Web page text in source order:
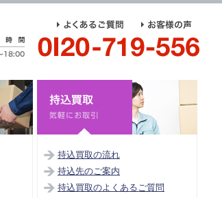
持込買取の流れ
持込先のご案内
持込買取のよくあるご質問